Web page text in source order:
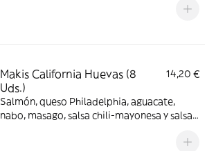
Makis California Huevas (8
Uds.)
14,20 €
Salmón, queso Philadelphia, aguacate,
nabo, masago, salsa chili-mayonesa y salsa